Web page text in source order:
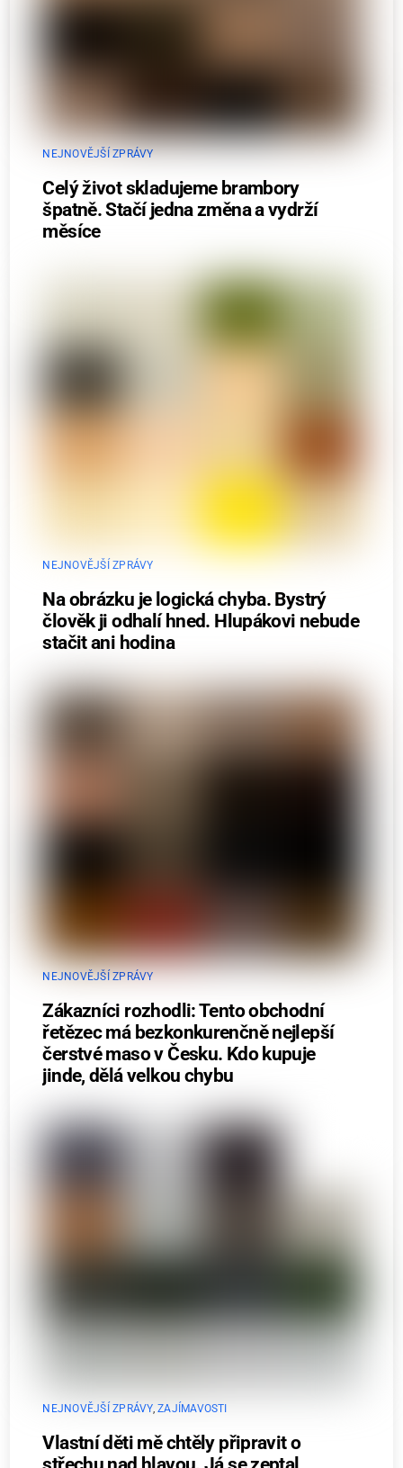
NEJNOVĚJŠÍ ZPRÁVY
Celý život skladujeme brambory
špatně. Stačí jedna změna a vydrží
měsíce
NEJNOVĚJŠÍ ZPRÁVY
Na obrázku je logická chyba. Bystrý
člověk ji odhalí hned. Hlupákovi nebude
stačit ani hodina
NEJNOVĚJŠÍ ZPRÁVY
Zákazníci rozhodli: Tento obchodní
řetězec má bezkonkurenčně nejlepší
čerstvé maso v Česku. Kdo kupuje
jinde, dělá velkou chybu
NEJNOVĚJŠÍ ZPRÁVY,ZAJÍMAVOSTI
Vlastní děti mě chtěly připravit o